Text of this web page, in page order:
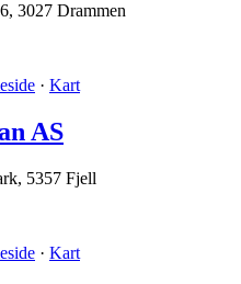
, 3027 Drammen
· Kart
AS
, 5357 Fjell
· Kart